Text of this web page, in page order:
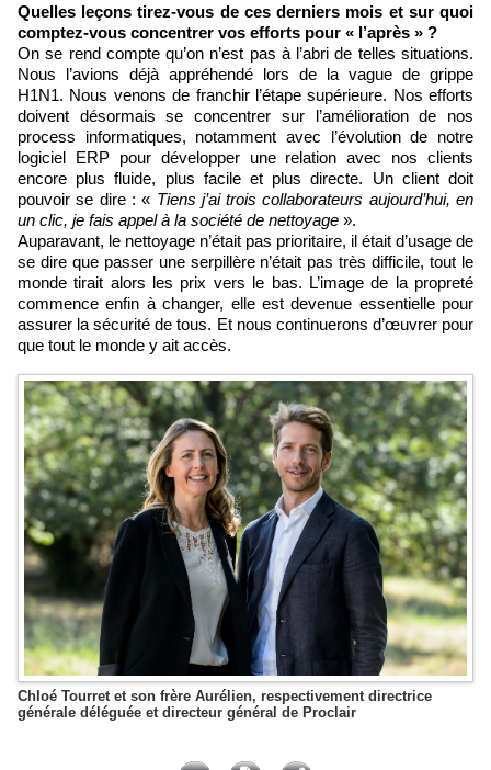
Quelles leçons tirez-vous de ces derniers mois et sur quoi
comptez-vous concentrer vos efforts pour « l’après » ?
On se rend compte qu’on n’est pas à l’abri de telles situations.
Nous l’avions déjà appréhendé lors de la vague de grippe
H1N1. Nous venons de franchir l’étape supérieure. Nos efforts
doivent désormais se concentrer sur l’amélioration de nos
process informatiques, notamment avec l’évolution de notre
logiciel ERP pour développer une relation avec nos clients
encore plus fluide, plus facile et plus directe. Un client doit
pouvoir se dire : « Tiens j’ai trois collaborateurs aujourd’hui, en
un clic, je fais appel à la société de nettoyage ».
Auparavant, le nettoyage n’était pas prioritaire, il était d’usage de
se dire que passer une serpillère n’était pas très difficile, tout le
monde tirait alors les prix vers le bas. L’image de la propreté
commence enfin à changer, elle est devenue essentielle pour
assurer la sécurité de tous. Et nous continuerons d’œuvrer pour
que tout le monde y ait accès.
Chloé Tourret et son frère Aurélien, respectivement directrice
générale déléguée et directeur général de Proclair